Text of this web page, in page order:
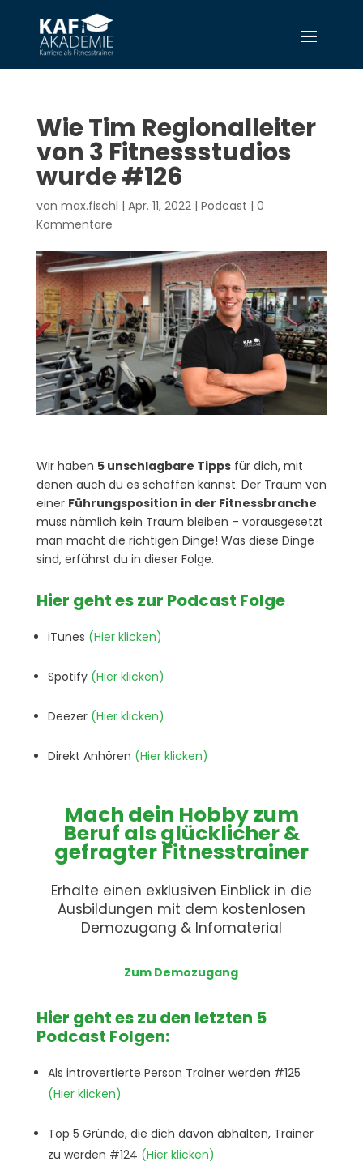
Wie Tim Regionalleiter
von 3 Fitnessstudios
wurde #126
von max.fischl | Apr. 11, 2022| Podcast | 0
Kommentare
Wir haben 5 unschlagbare Tippsfür dich, mit
denen auch du es schaffen kannst. Der Traum von
einer Führungsposition in der Fitnessbranche
muss nämlich kein Traum bleiben – vorausgesetzt
man macht die richtigen Dinge! Was diese Dinge
sind, erfährst du in dieser Folge.
Hier geht es zur Podcast Folge
iTunes (Hier klicken)
Spotify (Hier klicken)
Deezer (Hier klicken)
Direkt Anhören (Hier klicken)
Mach dein Hobby zum
Beruf als glücklicher &
gefragter Fitnesstrainer
Erhalte einen exklusiven Einblick in die
Ausbildungen mit dem kostenlosen
Demozugang & Infomaterial
Zum Demozugang
Hier geht es zu den letzten 5
Podcast Folgen:
Als introvertierte Person Trainer werden #125
(Hier klicken)
Top 5 Gründe, die dich davon abhalten, Trainer
zu werden #124 (Hier klicken)